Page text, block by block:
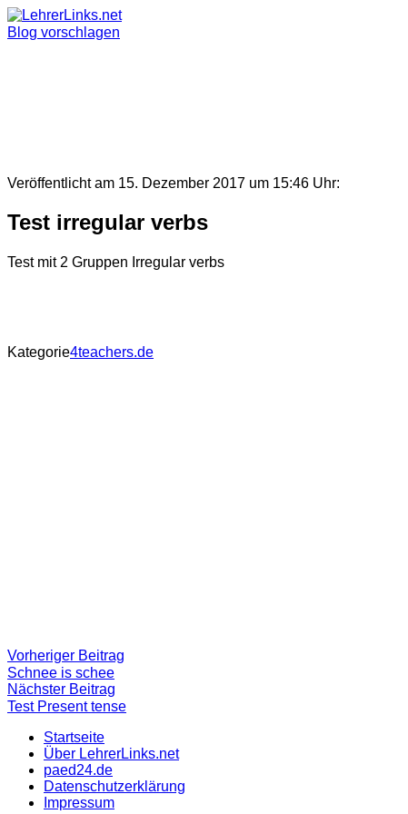
Skip
to
Blog vorschlagen
Veröffentlicht am 15. Dezember 2017 um 15:46 Uhr:
Test irregular verbs
Test mit 2 Gruppen Irregular verbs
Kategorie4teachers.de
Beitragsnavigation
Vorheriger Beitrag
Schnee is schee
Nächster Beitrag
Beitrag
Test Present tense
Startseite
Über LehrerLinks.net
paed24.de
Datenschutzerklärung
Impressum